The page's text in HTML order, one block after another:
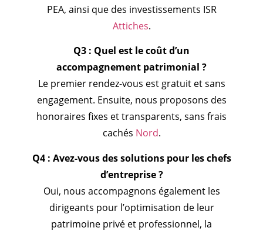
PEA, ainsi que des investissements ISR
Attiches.
Q3 : Quel est le coût d’un
accompagnement patrimonial ?
Le premier rendez-vous est gratuit et sans
engagement. Ensuite, nous proposons des
honoraires fixes et transparents, sans frais
cachés Nord.
Q4 : Avez-vous des solutions pour les chefs
d’entreprise ?
Oui, nous accompagnons également les
dirigeants pour l’optimisation de leur
patrimoine privé et professionnel, la